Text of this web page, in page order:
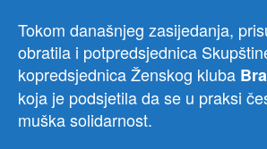
Tokom današnjeg zasijedanja,
obratila i potpredsjednica
kopredsjednica Ženskog kluba
koja je podsjetila da se u praksi
muška solidarnost.